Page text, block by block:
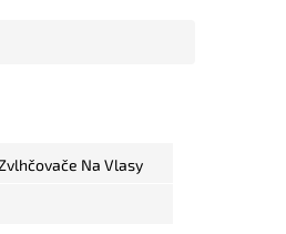
Na Vlasy